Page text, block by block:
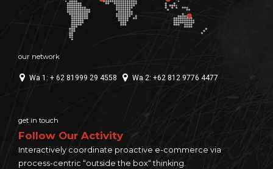
our network
Wa 1: + 62 81999 29 4558 Wa 2: +62 812 9776 4477
get in touch
Follow Our Activity
Interactively coordinate proactive e-commerce via
process-centric “outside the box“ thinking.